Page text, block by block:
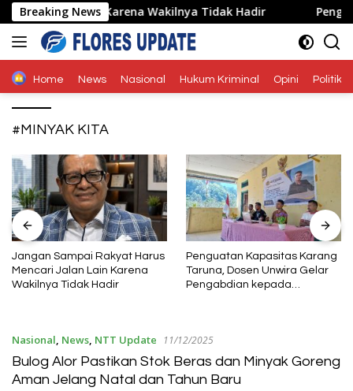
Langsung
ke
konten
Breaking News
Jalan Lain Karena Wakilnya Tidak Hadir
Home News Nasional Hukum Kriminal Opini Politik
#MINYAK KITA
Penguatan Kapasitas Karang
Taruna, Dosen Unwira Gelar
Pengabdian kepada
Bupati Ende: KMP Inerie II Jadi
Penggerak Ekonomi dan
Pariwisata Daerah
Nasional, News, NTT Update 11/12/2025
Bulog Alor Pastikan Stok Beras dan Minyak Goreng
Aman Jelang Natal dan Tahun Baru